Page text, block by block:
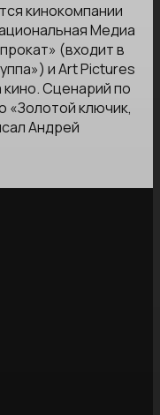
кинокомпании
Медиа
(входит в
и Art Pictures
Сценарий по
«Золотой ключик,
Андрей